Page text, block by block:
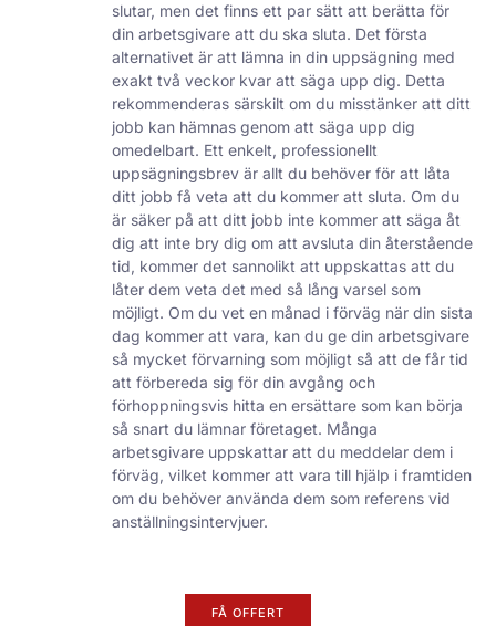
slutar, men det finns ett par sätt att berätta för
din arbetsgivare att du ska sluta. Det första
alternativet är att lämna in din uppsägning med
exakt två veckor kvar att säga upp dig. Detta
rekommenderas särskilt om du misstänker att ditt
jobb kan hämnas genom att säga upp dig
omedelbart. Ett enkelt, professionellt
uppsägningsbrev är allt du behöver för att låta
ditt jobb få veta att du kommer att sluta. Om du
är säker på att ditt jobb inte kommer att säga åt
dig att inte bry dig om att avsluta din återstående
tid, kommer det sannolikt att uppskattas att du
låter dem veta det med så lång varsel som
möjligt. Om du vet en månad i förväg när din sista
dag kommer att vara, kan du ge din arbetsgivare
så mycket förvarning som möjligt så att de får tid
att förbereda sig för din avgång och
förhoppningsvis hitta en ersättare som kan börja
så snart du lämnar företaget. Många
arbetsgivare uppskattar att du meddelar dem i
förväg, vilket kommer att vara till hjälp i framtiden
om du behöver använda dem som referens vid
anställningsintervjuer.
FÅ OFFERT